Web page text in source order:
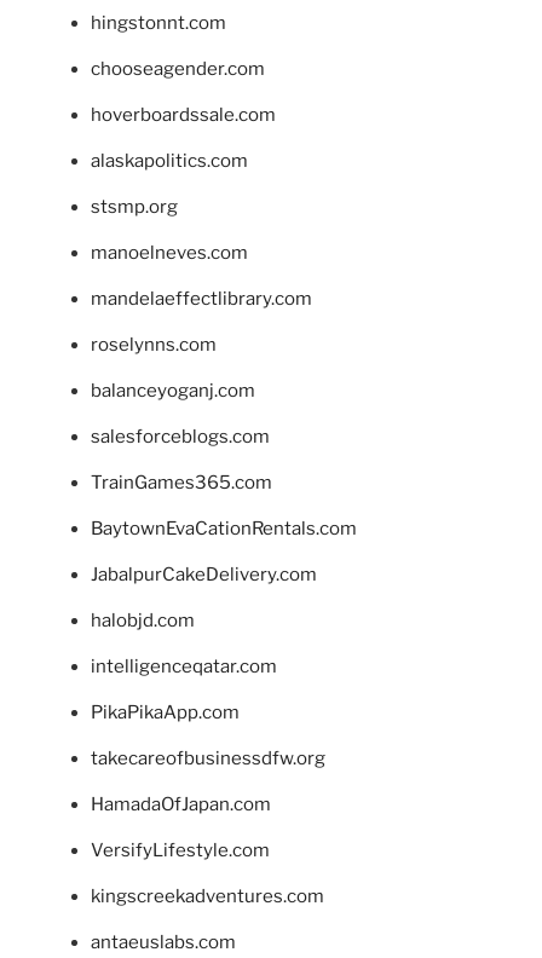
hingstonnt.com
chooseagender.com
hoverboardssale.com
alaskapolitics.com
stsmp.org
manoelneves.com
mandelaeffectlibrary.com
roselynns.com
balanceyoganj.com
salesforceblogs.com
TrainGames365.com
BaytownEvaCationRentals.com
JabalpurCakeDelivery.com
halobjd.com
intelligenceqatar.com
PikaPikaApp.com
takecareofbusinessdfw.org
HamadaOfJapan.com
VersifyLifestyle.com
kingscreekadventures.com
antaeuslabs.com